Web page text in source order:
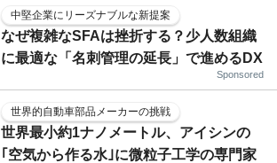
中堅企業にリーズナブルな新提案
なぜ複雑なSFAは挫折する？少人数組織
に最適な「名刺管理の延長」で進めるDX
Sponsored
世界的自動車部品メーカーの挑戦
世界最小約1ナノメートル、アイシンの
｢空気から作る水｣に微粒子工学の専門家